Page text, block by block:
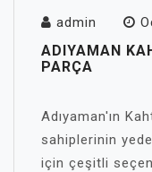
admin
ADIYAMAN
PARÇA
Adıyaman'ın
sahiplerinin
için çeşitli